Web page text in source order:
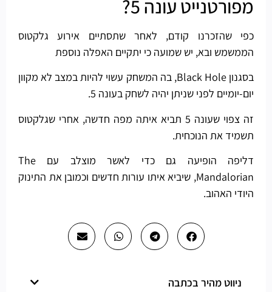
מפורטנייט עונה 5?
כפי שהזכרנו קודם, לאחר שתסתיים אירוע גלקטוס
הממשמש ובא, יש שמועה כי יתקיים האפלה נוספת
בסגנון Black Hole, בה המשחק עשוי להיות במצב לא מקוון
יום-יומיים לפני שניתן יהיה לשחק בעונה 5.
זה צפוי שעונה 5 תביא איתה מפה חדשה, אחרי שגלקטוס
תשמיד את הנוכחית.
דליפה הופיעה גם כדי לאשר מוצלב עם The
Mandalorian, שיביא איתו עורות חדשים וכמובן את התינוק
היודי האהוב.
ניווט מהיר בכתבה